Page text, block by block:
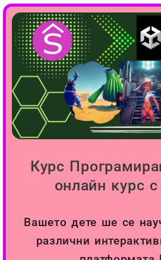
Курс
онлайн курс с
Вашето дете ше се
различни